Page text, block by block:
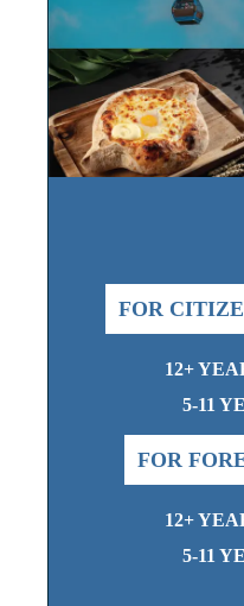
FOR
12+
5-11
FOR
12+
5-11